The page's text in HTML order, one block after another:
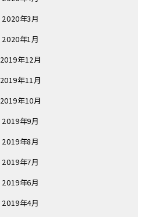
2020年3月
2020年1月
2019年12月
2019年11月
2019年10月
2019年9月
2019年8月
2019年7月
2019年6月
2019年4月